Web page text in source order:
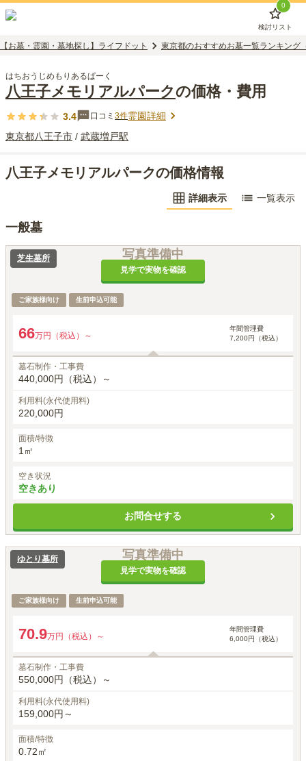
0
検討リスト
【お墓・霊園・墓地探し】ライフドット 東京都のおすすめお墓一覧ランキング
はちおうじめもりあるぱーく
八王子メモリアルパークの価格・費用
3.4 口コミ 3件霊園詳細
東京都八王子市 / 武蔵増戸駅
八王子メモリアルパークの価格情報
詳細表示 一覧表示
一般墓
写真準備中
見学で実物を確認
芝生墓所
ご家族様向け 生前申込可能
66万円（税込）～
年間管理費
7,200円（税込）
墓石制作・工事費
440,000円（税込）～
利用料(永代使用料)
220,000円
面積/特徴
1㎡
空き状況
空きあり
お問合せする
写真準備中
見学で実物を確認
ゆとり墓所
ご家族様向け 生前申込可能
70.9万円（税込）～
年間管理費
6,000円（税込）
墓石制作・工事費
550,000円（税込）～
利用料(永代使用料)
159,000円～
面積/特徴
0.72㎡